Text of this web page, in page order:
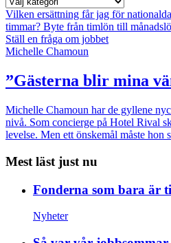
Vilken ersättning får jag för
timmar? Byte från timlön till
Ställ en fråga om jobbet
Michelle Chamoun
”Gästerna blir mina
Michelle Chamoun har de gyllene
nivå. Som concierge på Hotel Rival
levelse. Men ett önskemål måste hon
Mest läst just nu
Fonderna som bara är
Nyheter